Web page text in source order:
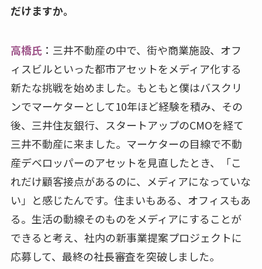
だけますか。
高橋氏：三井不動産の中で、街や商業施設、オフ
ィスビルといった都市アセットをメディア化する
新たな挑戦を始めました。もともと僕はバスクリ
ンでマーケターとして10年ほど経験を積み、その
後、三井住友銀行、スタートアップのCMOを経て
三井不動産に来ました。マーケターの目線で不動
産デベロッパーのアセットを見直したとき、「こ
れだけ顧客接点があるのに、メディアになっていな
い」と感じたんです。住まいもある、オフィスもあ
る。生活の動線そのものをメディアにすることが
できると考え、社内の新事業提案プロジェクトに
応募して、最終の社長審査を突破しました。